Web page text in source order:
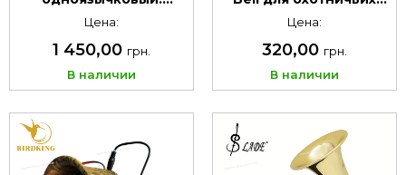
поликарбонат.
Цена:
1 450,00 грн.
В наличии
Цена:
320,00 грн.
В наличии